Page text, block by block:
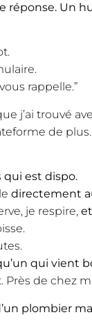
réponse. Un
rappelle.”
j’ai trouvé
de plus.
qui est dispo.
directement
je respire,
qui vient
Près de chez
plombier